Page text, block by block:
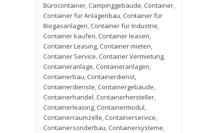
Bürocontainer, Campinggebäude, Container,
Container für Anlagenbau, Container für
Biogasanlagen, Container für Industrie,
Container kaufen, Container leasen,
Container Leasing, Container mieten,
Container Service, Container Vermietung,
Containeranlage, Containeranlagen,
Containerbau, Containerdienst,
Containerdienste, Containergebäude,
Containerhandel, Containerhersteller,
Containerleasing, Containermodul,
Containerraumzelle, Containerservice,
Containersonderbau, Containersysteme,